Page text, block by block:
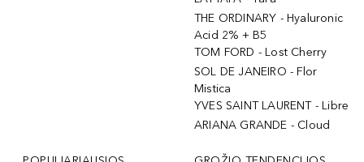
THE ORDINARY - Hyaluronic
Acid 2% + B5
TOM FORD - Lost Cherry
SOL DE JANEIRO - Flor
Mistica
YVES SAINT LAURENT - Libre
ARIANA GRANDE - Cloud